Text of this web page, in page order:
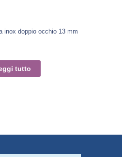
inox doppio occhio 13 mm
tutto